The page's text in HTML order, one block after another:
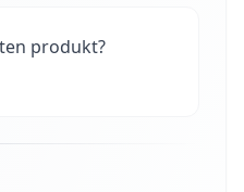
produkt?